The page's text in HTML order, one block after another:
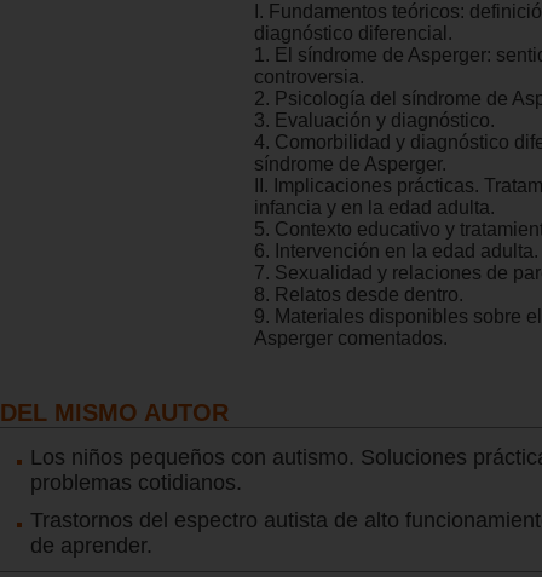
I. Fundamentos teóricos:
diagnóstico diferencial.
1. El síndrome de Asperger:
controversia.
2. Psicología del síndrome de
3. Evaluación y diagnóstico.
4. Comorbilidad y diagnóstico
síndrome de Asperger.
II. Implicaciones prácticas.
infancia y en la edad adulta.
5. Contexto educativo y
6. Intervención en la edad adulta.
7. Sexualidad y relaciones de
8. Relatos desde dentro.
9. Materiales disponibles sobre
Asperger comentados.
DEL MISMO AUTOR
Los niños pequeños con autismo. Soluciones
problemas cotidianos.
Trastornos del espectro autista de alto
de aprender.